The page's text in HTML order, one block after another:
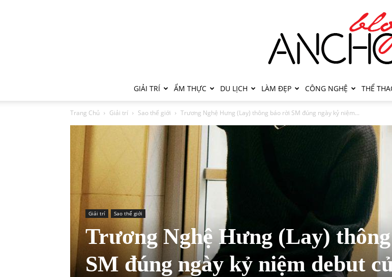
GIẢI TRÍ ẨM THỰC DU LỊCH LÀM ĐẸP CÔNG NGHỆ THỂ
Trang Chủ Giải trí Sao thế giới Trương Nghệ Hưng (Lay) thông báo rời SM đúng ngày kỷ niệm...
Giải trí Sao thế giới
Trương Nghệ Hưng (Lay)
SM đúng ngày kỷ niệm debut